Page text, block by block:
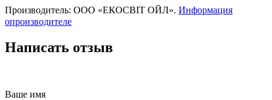
Производитель: ООО «ЕКОСВІТ ОЙЛ». Информация
опроизводителе
Написать отзыв
Ваше имя